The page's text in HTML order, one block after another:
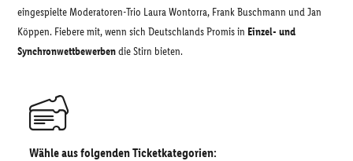
eingespielte Moderatoren-Trio Laura Wontorra, Frank Buschmann und Jan
Köppen. Fiebere mit, wenn sich Deutschlands Promis in Einzel- und
Synchronwettbewerbendie Stirn bieten.
Wähle aus folgenden Ticketkategorien: